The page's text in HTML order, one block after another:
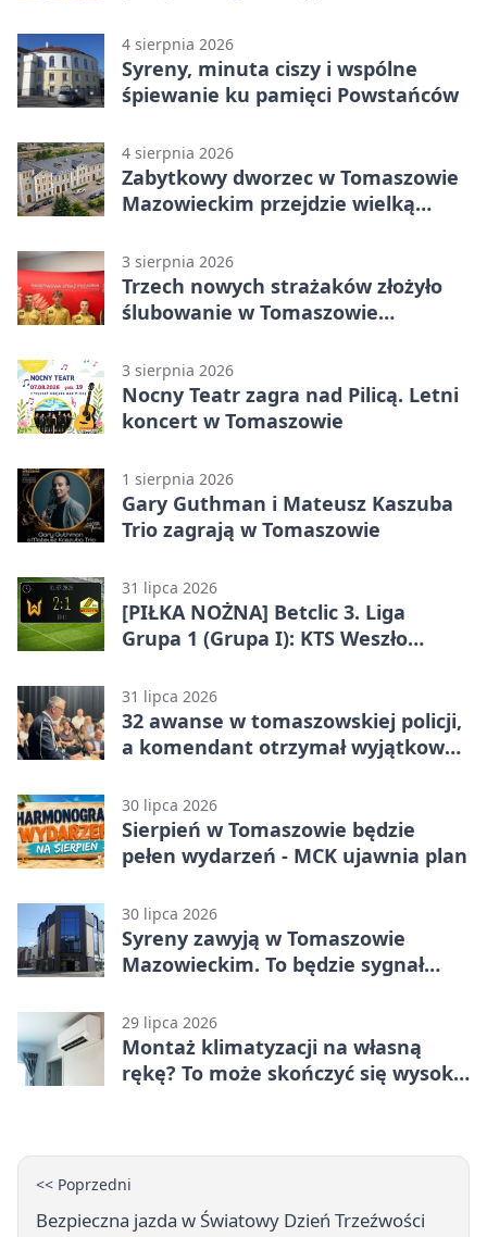
4 sierpnia 2026
Syreny, minuta ciszy i wspólne
śpiewanie ku pamięci Powstańców
4 sierpnia 2026
Zabytkowy dworzec w Tomaszowie
Mazowieckim przejdzie wielką
wykonawcy
3 sierpnia 2026
Trzech nowych strażaków złożyło
ślubowanie w Tomaszowie
3 sierpnia 2026
Nocny Teatr zagra nad Pilicą. Letni
koncert w Tomaszowie
1 sierpnia 2026
Gary Guthman i Mateusz Kaszuba
Trio zagrają w Tomaszowie
31 lipca 2026
[PIŁKA NOŻNA] Betclic 3. Liga
Grupa 1 (Grupa I): KTS Weszło
Mazowiecki 2:1
31 lipca 2026
32 awanse w tomaszowskiej policji,
a komendant otrzymał wyjątkowy
30 lipca 2026
Sierpień w Tomaszowie będzie
pełen wydarzeń - MCK ujawnia plan
30 lipca 2026
Syreny zawyją w Tomaszowie
Mazowieckim. To będzie sygnał
29 lipca 2026
Montaż klimatyzacji na własną
rękę? To może skończyć się wysoką
<< Poprzedni
Bezpieczna jazda w Światowy Dzień Trzeźwości